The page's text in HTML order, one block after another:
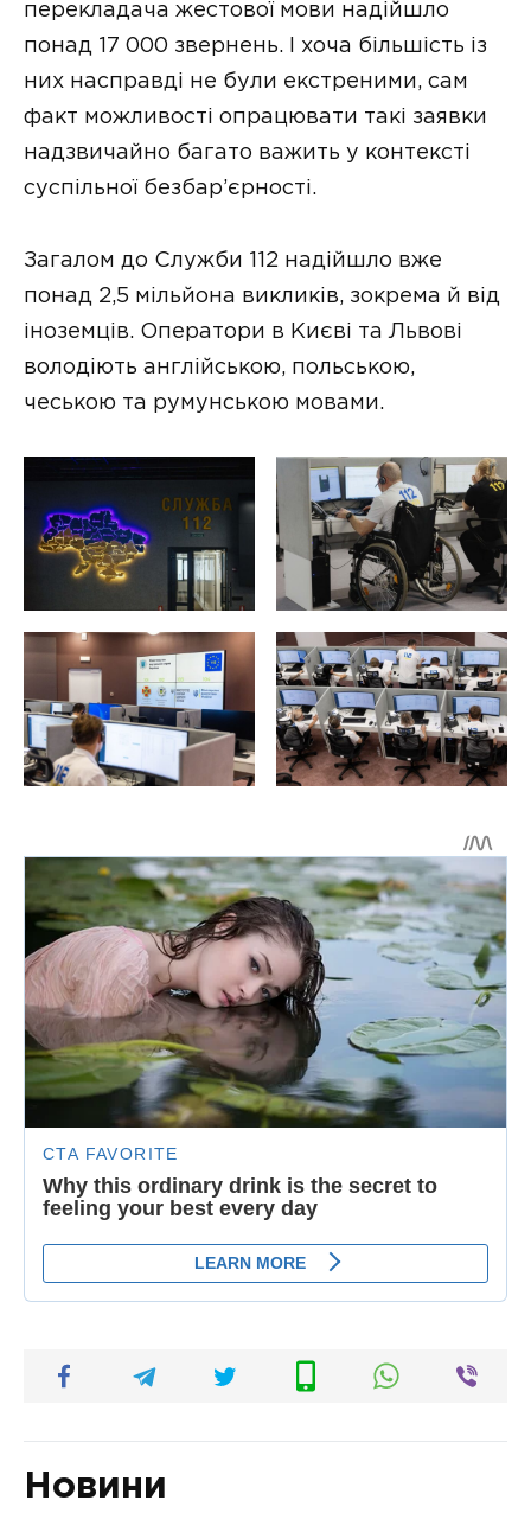
перекладача жестової мови надійшло
понад 17 000 звернень. І хоча більшість із
них насправді не були екстреними, сам
факт можливості опрацювати такі заявки
надзвичайно багато важить у контексті
суспільної безбар’єрності.
Загалом до Служби 112 надійшло вже
понад 2,5 мільйона викликів, зокрема й від
іноземців. Оператори в Києві та Львові
володіють англійською, польською,
чеською та румунською мовами.
Новини